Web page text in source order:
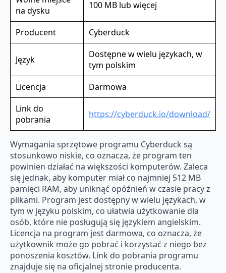
na dysku
100 MB lub więcej
Producent Cyberduck
Język
Dostępne w wielu językach, w
tym polskim
Licencja
Darmowa
Link do
pobrania
https://cyberduck.io/download/
Wymagania sprzętowe programu Cyberduck są
stosunkowo niskie, co oznacza, że program ten
powinien działać na większości komputerów. Zaleca
się jednak, aby komputer miał co najmniej 512 MB
pamięci RAM, aby uniknąć opóźnień w czasie pracy z
plikami. Program jest dostępny w wielu językach, w
tym w języku polskim, co ułatwia użytkowanie dla
osób, które nie posługują się językiem angielskim.
Licencja na program jest darmowa, co oznacza, że
użytkownik może go pobrać i korzystać z niego bez
ponoszenia kosztów. Link do pobrania programu
znajduje się na oficjalnej stronie producenta.